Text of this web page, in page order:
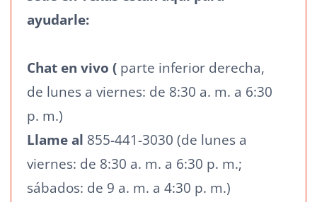
ayudarle:
Chat en vivo ( parte inferior derecha,
de lunes a viernes: de 8:30 a. m. a 6:30
p. m.)
Llame al 855-441-3030 (de lunes a
viernes: de 8:30 a. m. a 6:30 p. m.;
sábados: de 9 a. m. a 4:30 p. m.)